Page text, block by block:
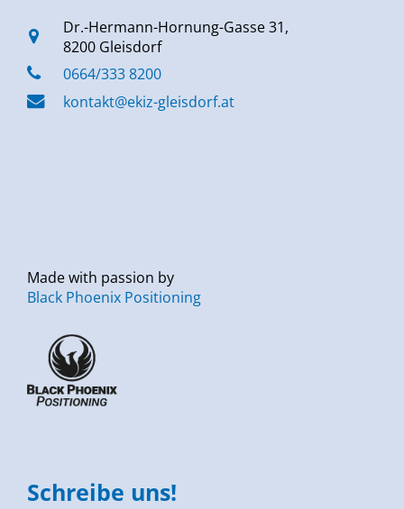
Dr.-Hermann-Hornung-Gasse 31,
8200 Gleisdorf
0664/333 8200
kontakt@ekiz-gleisdorf.at
Made with passion by
Black Phoenix Positioning
Schreibe uns!